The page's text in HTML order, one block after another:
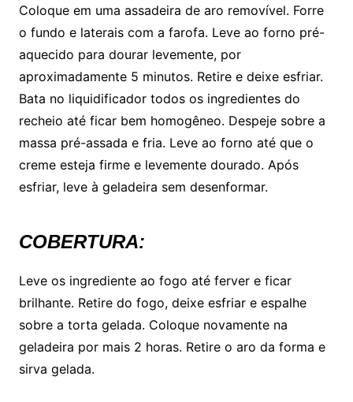
Coloque em uma assadeira de aro removível. Forre
o fundo e laterais com a farofa. Leve ao forno pré-
aquecido para dourar levemente, por
aproximadamente 5 minutos. Retire e deixe esfriar.
Bata no liquidificador todos os ingredientes do
recheio até ficar bem homogêneo. Despeje sobre a
massa pré-assada e fria. Leve ao forno até que o
creme esteja firme e levemente dourado. Após
esfriar, leve à geladeira sem desenformar.
COBERTURA:
Leve os ingrediente ao fogo até ferver e ficar
brilhante. Retire do fogo, deixe esfriar e espalhe
sobre a torta gelada. Coloque novamente na
geladeira por mais 2 horas. Retire o aro da forma e
sirva gelada.